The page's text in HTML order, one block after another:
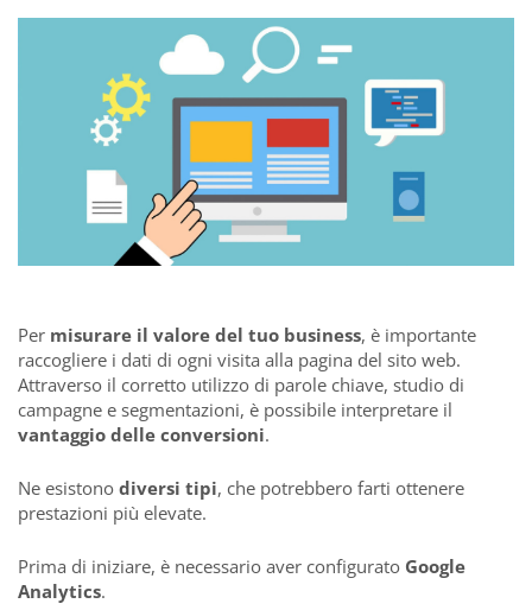
Per misurare il valore del tuo business, è importante
raccogliere i dati di ogni visita alla pagina del sito web.
Attraverso il corretto utilizzo di parole chiave, studio di
campagne e segmentazioni, è possibile interpretare il
vantaggio delle conversioni.
Ne esistono diversi tipi, che potrebbero farti ottenere
prestazioni più elevate.
Prima di iniziare, è necessario aver configurato Google
Analytics.